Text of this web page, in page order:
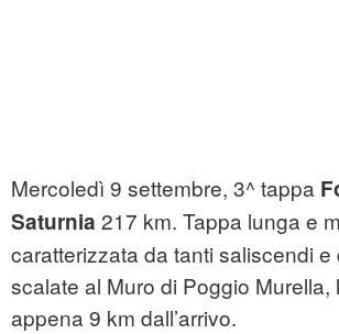
Mercoledì 9 settembre, 3^ tappa
Saturnia 217 km. Tappa lunga e
caratterizzata da tanti saliscendi e
scalate al Muro di Poggio Murella,
appena 9 km dall’arrivo.